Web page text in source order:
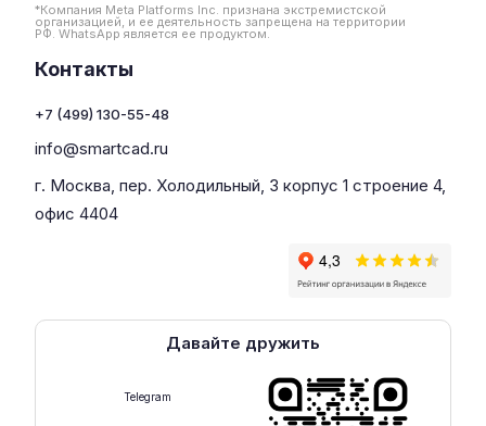
*Компания Meta Platforms Inc. признана экстремистской
организацией, и ее деятельность запрещена на территории
РФ. WhatsApp является ее продуктом.
Контакты
+7 (499) 130-55-48
info@smartcad.ru
г. Москва, пер. Холодильный, 3 корпус 1 строение 4,
офис 4404
Давайте дружить
Telegram